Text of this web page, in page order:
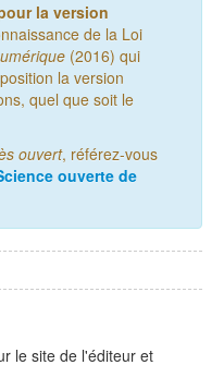
la version
de la Loi
(2016) qui
la version
quel que soit le
ouvert, référez-vous
ouverte de
le site de l'éditeur et